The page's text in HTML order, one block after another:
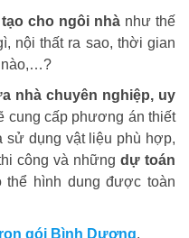
cho ngôi nhà như thế
nội thất ra sao, thời gian
nào,…?
nhà chuyên nghiệp, uy
cung cấp phương án thiết
sử dụng vật liệu phù hợp,
công và nhữngdự toán
thể hình dung được toàn
gói Bình Dương.